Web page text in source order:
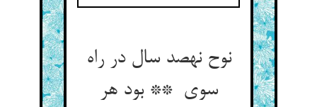
نوح نهصد سال در راه
سوی ** بود هر